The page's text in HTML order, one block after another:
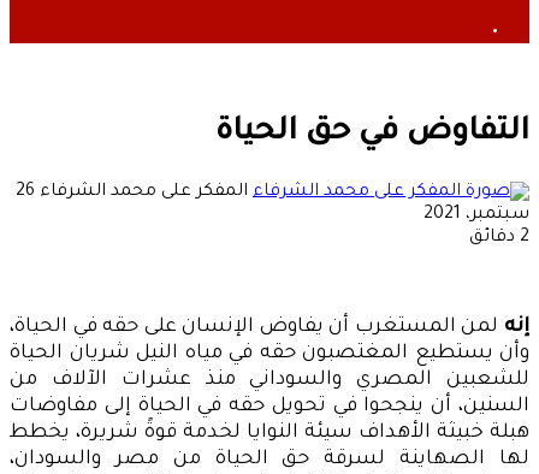
التفاوض في حق الحياة
المفكر على محمد الشرفاء 26
سبتمبر، 2021
2 دقائق
إنه لمن المستغرب أن يفاوض الإنسان على حقه في الحياة،
وأن يستطيع المغتصبون حقه في مياه النيل شريان الحياة
للشعبين المصري والسوداني منذ عشرات الآلاف من
السنين، أن ينجحوا في تحويل حقه في الحياة إلى مفاوضات
هبلة خبيثة الأهداف سيئة النوايا لخدمة قوةً شريرة، يخطط
لها الصهاينة لسرقة حق الحياة من مصر والسودان،